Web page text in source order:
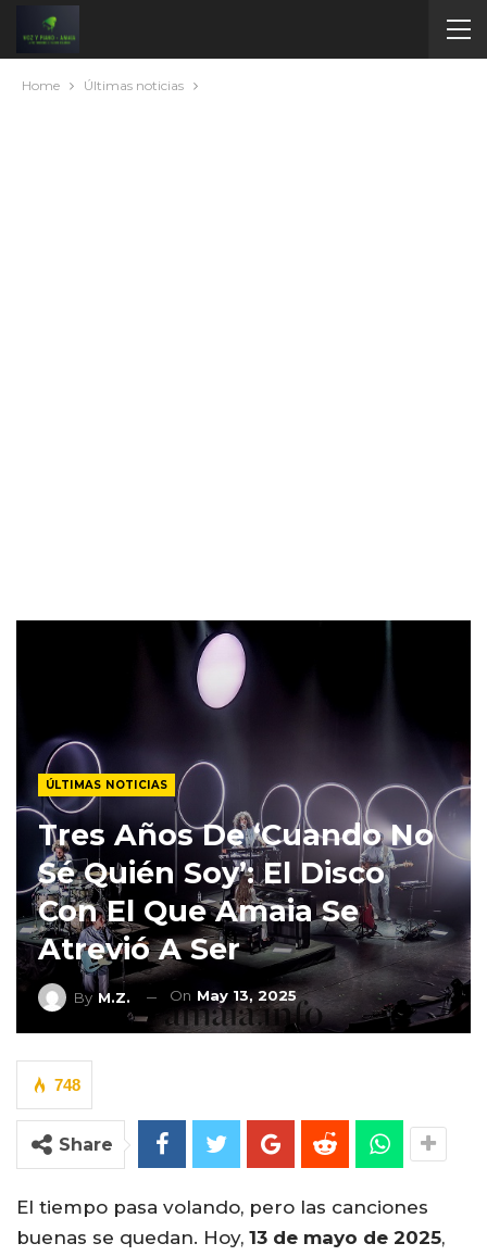
Home Últimas noticias
ÚLTIMAS NOTICIAS
Tres Años De ‘Cuando No
Sé Quién Soy’: El Disco
Con El Que Amaia Se
Atrevió A Ser
By M.Z. On May 13, 2025
748
Share
El tiempo pasa volando, pero las canciones
buenas se quedan. Hoy, 13 de mayo de 2025,